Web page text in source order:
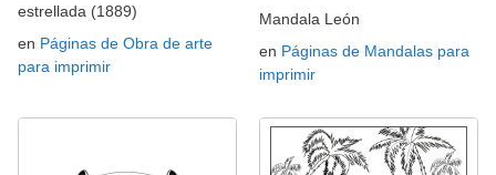
estrellada (1889)
en Páginas de Obra de arte
para imprimir
Mandala León
en Páginas de Mandalas para
imprimir